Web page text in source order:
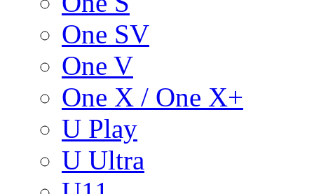
One SV
One V
One X / One X+
U Play
U Ultra